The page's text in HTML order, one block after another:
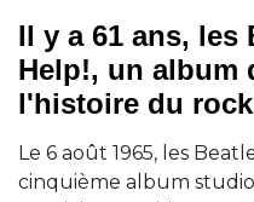
Il y a 61 ans, les
Help!, un album
l'histoire du rock
Le 6 août 1965, les
cinquième album